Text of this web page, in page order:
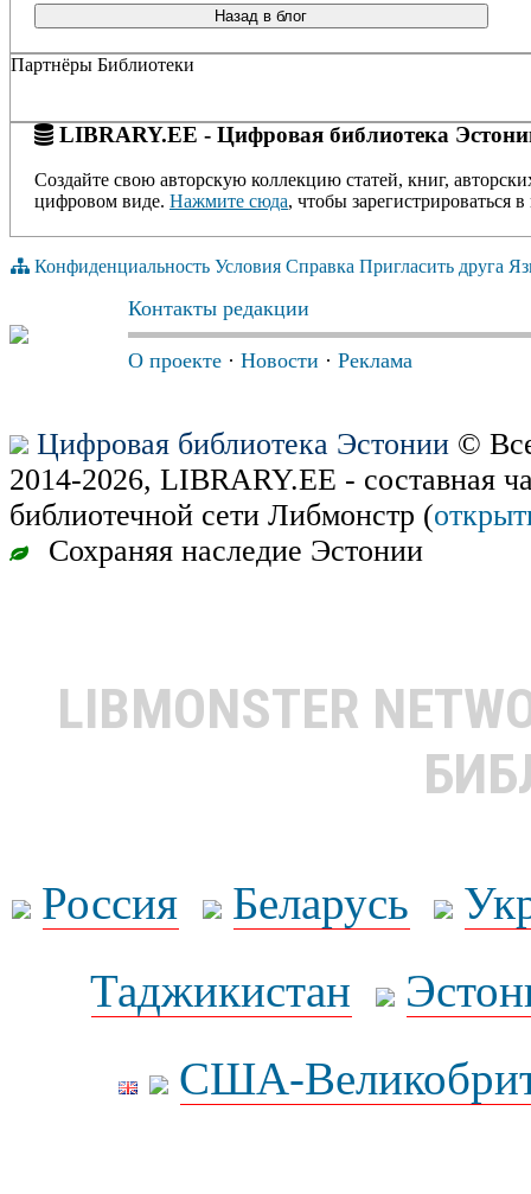
Назад в блог
Партнёры Библиотеки
LIBRARY.EE - Цифровая библиотека
Создайте свою авторскую коллекцию статей, книг,
цифровом виде. Нажмите сюда, чтобы зарегистрироваться в
Конфиденциальность Условия Справка Пригласить друга
Контакты редакции
О проекте · Новости · Реклама
Цифровая библиотека Эстонии ©
2014-2026, LIBRARY.EE - составная
библиотечной сети Либмонстр (
Сохраняя наследие Эстонии
LIBMONSTER
Россия Беларусь
Таджикистан
США-